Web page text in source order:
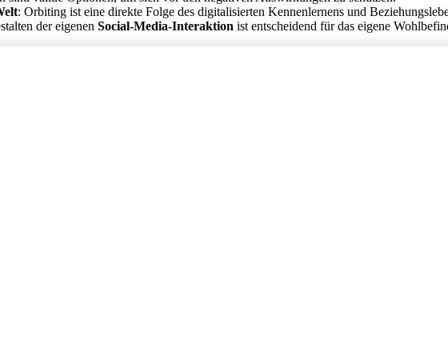
: Orbiting ist eine direkte Folge des digitalisierten Kennenlernens und
der eigenen Social-Media-Interaktion ist entscheidend für das eigene